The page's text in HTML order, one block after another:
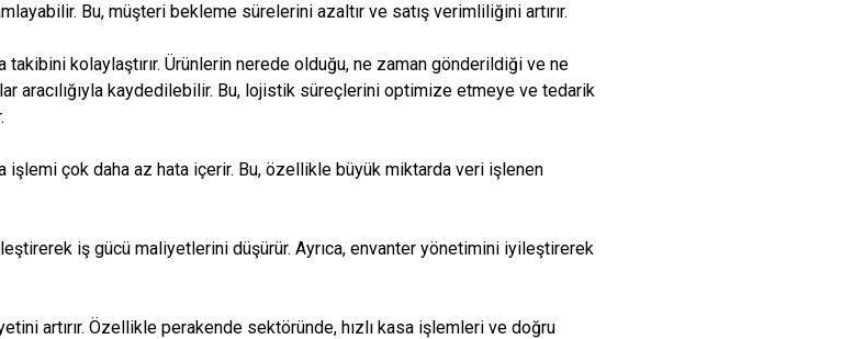
Bu, müşteri bekleme sürelerini azaltır ve satış verimliliğini artırır.
kolaylaştırır. Ürünlerin nerede olduğu, ne zaman gönderildiği ve ne
aracılığıyla kaydedilebilir. Bu, lojistik süreçlerini optimize etmeye ve tedarik
işlemi çok daha az hata içerir. Bu, özellikle büyük miktarda veri işlenen
iş gücü maliyetlerini düşürür. Ayrıca, envanter yönetimini iyileştirerek
artırır. Özellikle perakende sektöründe, hızlı kasa işlemleri ve doğru